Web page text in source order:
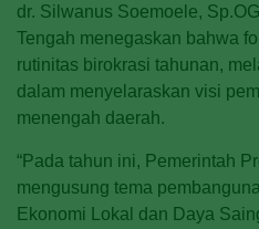
dr. Silwanus Soemoele,
Tengah menegaskan bahwa
rutinitas birokrasi tahunan,
dalam menyelaraskan visi
menengah daerah.
“Pada tahun ini, Pemerintah
mengusung tema
Ekonomi Lokal dan Daya